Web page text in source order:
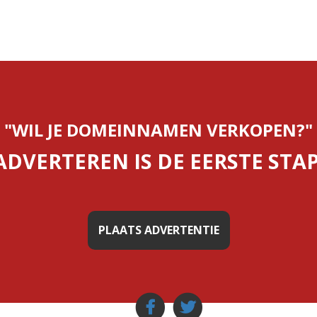
"WIL JE DOMEINNAMEN VERKOPEN?"
IS DE EERSTE
PLAATS ADVERTENTIE